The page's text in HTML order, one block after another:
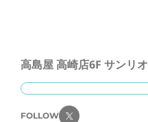
高島屋 高崎店6F サンリオ
FOLLOW